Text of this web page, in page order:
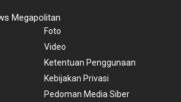
Megapolitan
Foto
Video
Ketentuan Penggunaan
Kebijakan Privasi
Pedoman Media Siber